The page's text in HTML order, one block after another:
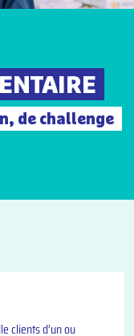
de challenge
clients d’un ou